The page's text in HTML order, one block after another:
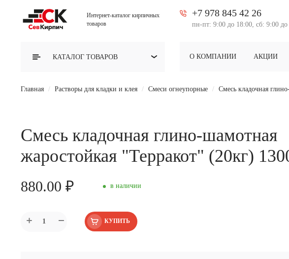
Интернет-каталог кирпичных
товаров
+7 978 845 42 26
пн-пт: 9:00 до 18:00, сб: 9:00 до
КАТАЛОГ ТОВАРОВ О КОМПАНИИ АКЦИИ
Главная Растворы для кладки и клея Смеси огнеупорные Смесь кладочная
Смесь кладочная глино-шамотная
жаростойкая "Терракот" (20кг)
880.00 ₽ в наличии
КУПИТЬ